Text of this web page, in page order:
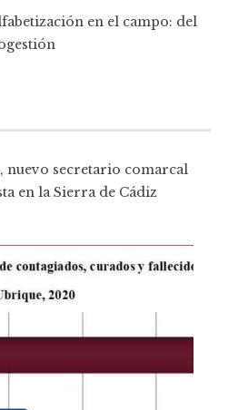
en el campo: del
nuevo secretario comarcal
en la Sierra de Cádiz